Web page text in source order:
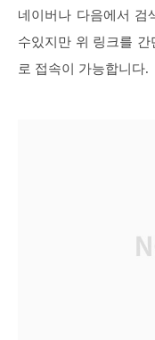
네이버나 다음에서 검
수있지만 위 링크를 간
로 접속이 가능합니다.